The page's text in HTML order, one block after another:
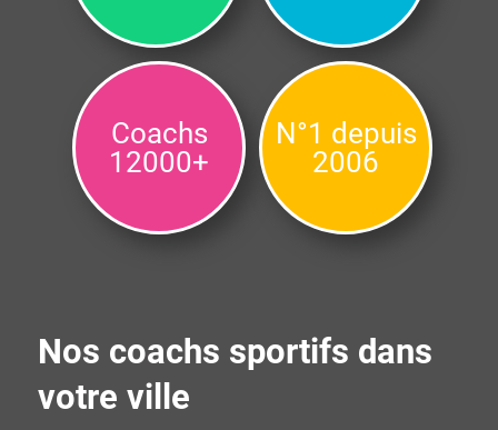
Coachs
12000+
N°1 depuis
2006
Nos coachs sportifs dans
votre ville